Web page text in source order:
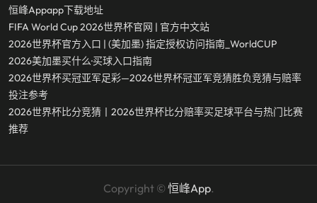
恒峰appapp下载地址
FIFA World Cup 2026世界杯官网 | 官方中文站
2026世界杯官方入口 | (美加墨) 指定授权访问指南_WorldCUP
2026美加墨买什么·买球入口指南
2026世界杯买冠亚军足彩—2026世界杯冠亚军竞猜胜负竞猜与赔率
投注参考
2026世界杯比分竞猜丨2026世界杯比分赔率买足球平台与热门比赛
推荐
Copyright © 恒峰app.